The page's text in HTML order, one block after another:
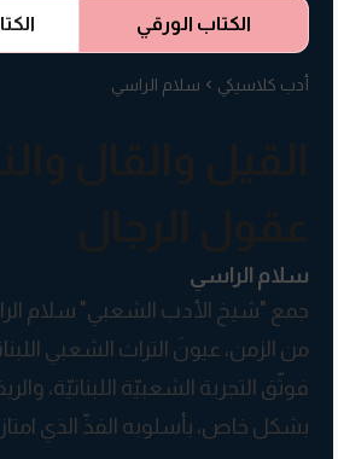
الكتاب الورقي
أدب كلاسيكي سلام الراسي
سلام الراسي
جمع "شيخ الأدب الشعبي" سلام
من الزمن، عيونَ التراث الشعبي
فوثّق التجربة الشعبيّة اللبنانيّة،
بشكل خاص، بأسلوبه الفذّ الذي